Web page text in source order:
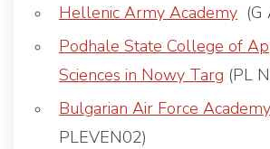
Hellenic Army Academy (G
Podhale State College of
Sciences in Nowy Targ (PL
Bulgarian Air Force Academy
PLEVEN02)